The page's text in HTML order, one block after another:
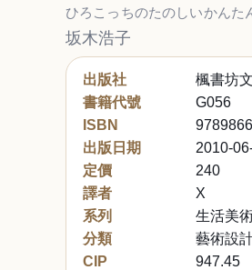
ひろこっちのたのしいかんた
坂木浩子
出版社
楓書坊
書籍代號
G056
ISBN
出版日期
2010-
定價
240
譯者
X
系列
生活美
分類
藝術設
CIP
947.45